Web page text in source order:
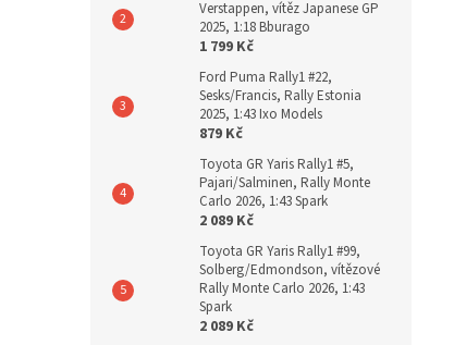
Verstappen, vítěz Japanese GP
2025, 1:18 Bburago
1 799 Kč
Ford Puma Rally1 #22,
Sesks/Francis, Rally Estonia
2025, 1:43 Ixo Models
879 Kč
Toyota GR Yaris Rally1 #5,
Pajari/Salminen, Rally Monte
Carlo 2026, 1:43 Spark
2 089 Kč
Toyota GR Yaris Rally1 #99,
Solberg/Edmondson, vítězové
Rally Monte Carlo 2026, 1:43
Spark
2 089 Kč